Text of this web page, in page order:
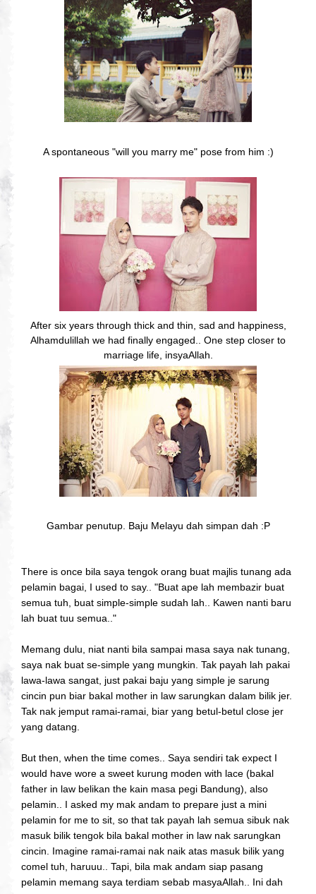
A spontaneous "will you marry me" pose from him :)
After six years through thick and thin, sad and happiness,
Alhamdulillah we had finally engaged.. One step closer to
marriage life, insyaAllah.
Gambar penutup. Baju Melayu dah simpan dah :P
There is once bila saya tengok orang buat majlis tunang ada
pelamin bagai, I used to say.. "Buat ape lah membazir buat
semua tuh, buat simple-simple sudah lah.. Kawen nanti baru
lah buat tuu semua.."
Memang dulu, niat nanti bila sampai masa saya nak tunang,
saya nak buat se-simple yang mungkin. Tak payah lah pakai
lawa-lawa sangat, just pakai baju yang simple je sarung
cincin pun biar bakal mother in law sarungkan dalam bilik jer.
Tak nak jemput ramai-ramai, biar yang betul-betul close jer
yang datang.
But then, when the time comes.. Saya sendiri tak expect I
would have wore a sweet kurung moden with lace (bakal
father in law belikan the kain masa pegi Bandung), also
pelamin.. I asked my mak andam to prepare just a mini
pelamin for me to sit, so that tak payah lah semua sibuk nak
masuk bilik tengok bila bakal mother in law nak sarungkan
cincin. Imagine ramai-ramai nak naik atas masuk bilik yang
comel tuh, haruuu.. Tapi, bila mak andam siap pasang
pelamin memang saya terdiam sebab masyaAllah.. Ini dah